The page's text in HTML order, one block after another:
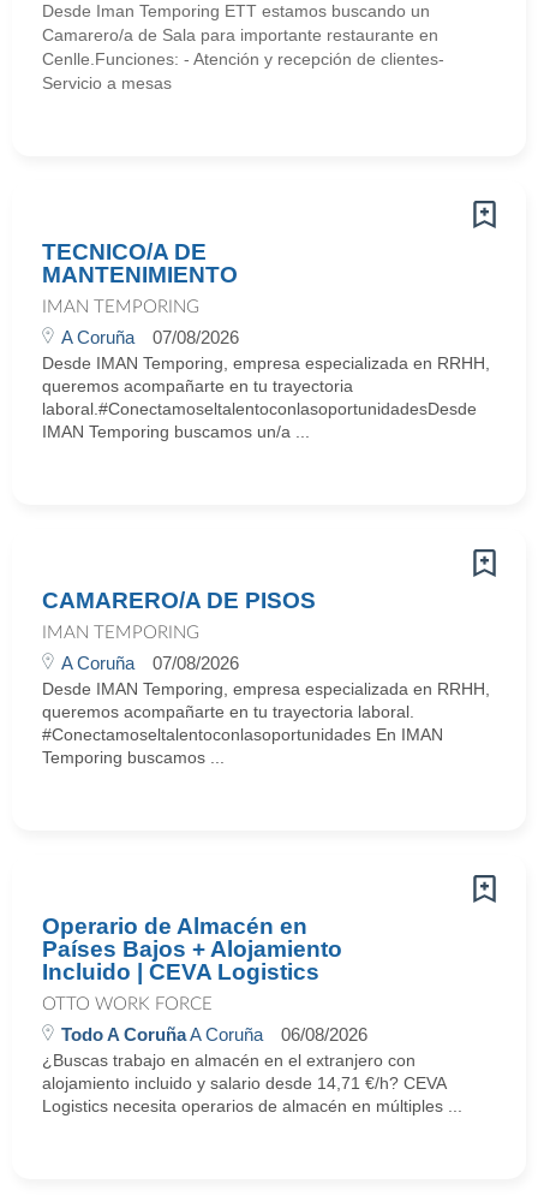
Desde Iman Temporing ETT estamos buscando un
Camarero/a de Sala para importante restaurante en
Cenlle.Funciones: - Atención y recepción de clientes-
Servicio a mesas
TECNICO/A DE
MANTENIMIENTO
IMAN TEMPORING
A Coruña 07/08/2026
Desde IMAN Temporing, empresa especializada en RRHH,
queremos acompañarte en tu trayectoria
laboral.#ConectamoseltalentoconlasoportunidadesDesde
IMAN Temporing buscamos un/a ...
CAMARERO/A DE PISOS
IMAN TEMPORING
A Coruña 07/08/2026
Desde IMAN Temporing, empresa especializada en RRHH,
queremos acompañarte en tu trayectoria laboral.
#Conectamoseltalentoconlasoportunidades En IMAN
Temporing buscamos ...
Operario de Almacén en
Países Bajos + Alojamiento
Incluido | CEVA Logistics
OTTO WORK FORCE
Todo A CoruñaA Coruña 06/08/2026
¿Buscas trabajo en almacén en el extranjero con
alojamiento incluido y salario desde 14,71 €/h? CEVA
Logistics necesita operarios de almacén en múltiples ...